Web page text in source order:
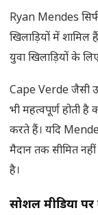
Ryan Mendes
खिलाड़ियों में शामिल
युवा खिलाड़ियों के
Cape Verde जैसी
भी महत्वपूर्ण होती
करते हैं। यदि
मैदान तक सीमित
है।
सोशल मीडिया पर